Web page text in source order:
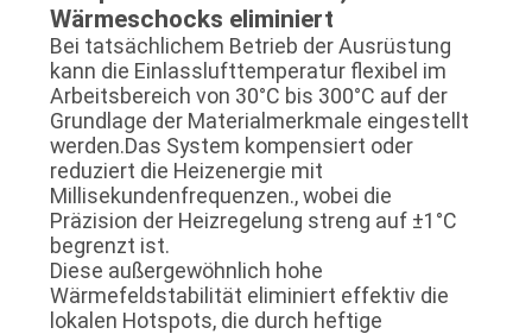
Wärmeschocks eliminiert
Bei tatsächlichem Betrieb der Ausrüstung
kann die Einlasslufttemperatur flexibel im
Arbeitsbereich von 30°C bis 300°C auf der
Grundlage der Materialmerkmale eingestellt
werden.Das System kompensiert oder
reduziert die Heizenergie mit
Millisekundenfrequenzen., wobei die
Präzision der Heizregelung streng auf ±1°C
begrenzt ist.
Diese außergewöhnlich hohe
Wärmefeldstabilität eliminiert effektiv die
lokalen Hotspots, die durch heftige